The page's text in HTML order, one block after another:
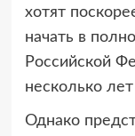
хотят
начать в
Российской
несколько лет
Однако